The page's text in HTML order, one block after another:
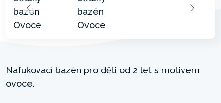
Nafukovací bazén pro děti od 2 let s motivem
ovoce.